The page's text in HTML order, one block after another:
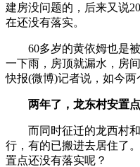
建房没问题的，后来又说
在还没有落实。
60多岁的黄依姆也是
一下雨，房顶就漏水，房
快报(微博)记者说，如今两
两年了，龙东村安置
而同时征迁的龙西村
行，有的已搬进去居住了
置点还没有落实呢？